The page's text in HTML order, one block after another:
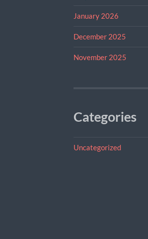
January 2026
December 2025
November 2025
Categories
Uncategorized